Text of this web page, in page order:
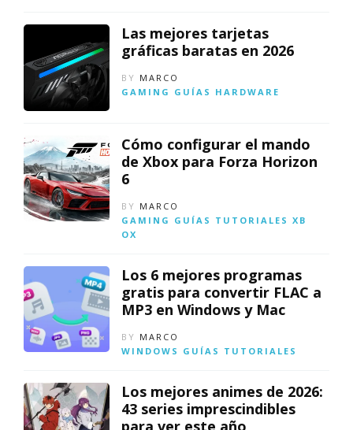
Las mejores tarjetas
gráficas baratas en 2026
BY MARCO
GAMING GUÍAS HARDWARE
Cómo configurar el mando
de Xbox para Forza Horizon
6
BY MARCO
GAMING GUÍAS TUTORIALES XB
OX
Los 6 mejores programas
gratis para convertir FLAC a
MP3 en Windows y Mac
BY MARCO
WINDOWS GUÍAS TUTORIALES
Los mejores animes de 2026:
43 series imprescindibles
para ver este año